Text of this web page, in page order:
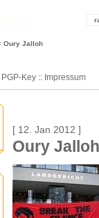
Oury Jalloh
PGP-Key :: Impressum
[ 12. Jan 2012 ]
Oury